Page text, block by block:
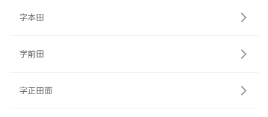
字本田
字前田
字正田面